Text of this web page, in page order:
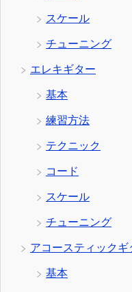
スケール
チューニング
エレキギター
基本
練習方法
テクニック
コード
スケール
チューニング
アコースティックギ
基本